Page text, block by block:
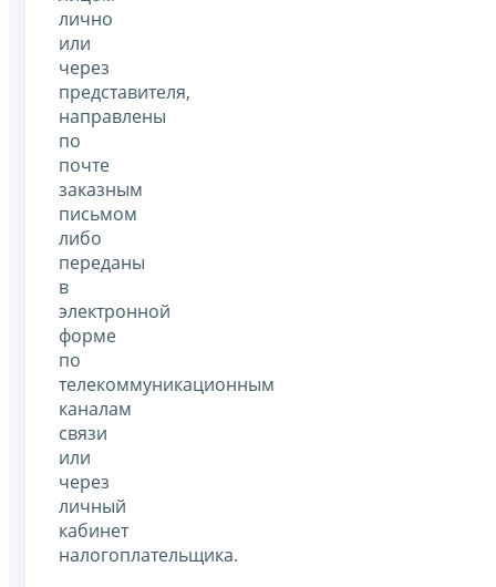
лично
или
через
представителя,
направлены
по
почте
заказным
письмом
либо
переданы
в
электронной
форме
по
телекоммуникационным
каналам
связи
или
через
личный
кабинет
налогоплательщика.